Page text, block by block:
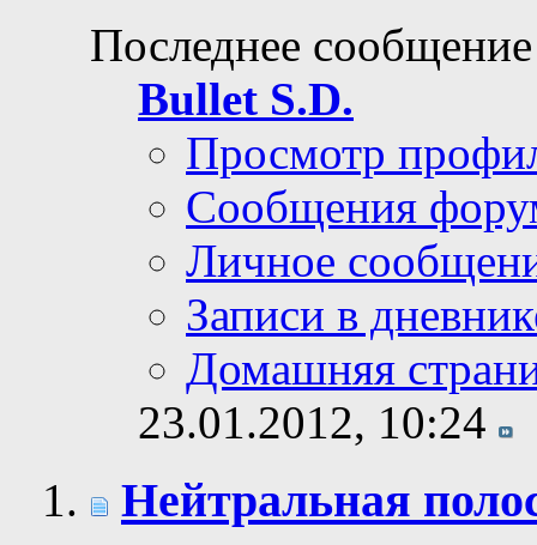
Последнее
Bullet S.D.
Просмотр
Сообщения
Личное
Записи в
Домашняя
23.01.2012, 10:24
Нейтральная